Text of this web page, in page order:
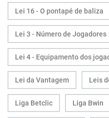
Lei 16 - O pontapé de baliza
Lei 3 - Número de Jogadores
Lei 4 - Equipamento dos
Lei da Vantagem Leis
Liga Betclic Liga Bwin